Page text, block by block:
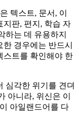
은 텍스트, 문서, 이
지판, 편지, 학습 자
하는 데 유용하지
경우에는 반드시
스트를 확인해야 한
심각한 위기를 견뎌
아니라, 위신은 이
아일랜드어를 다